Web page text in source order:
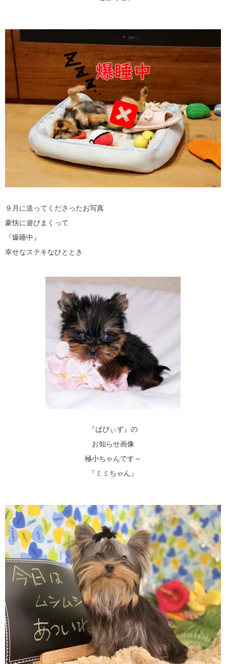
９月に送ってくださったお写真
豪快に遊びまくって
『爆睡中』
幸せなステキなひととき
『ぱぴぃず』の
お知らせ画像
極小ちゃんです～
『ミミちゃん』